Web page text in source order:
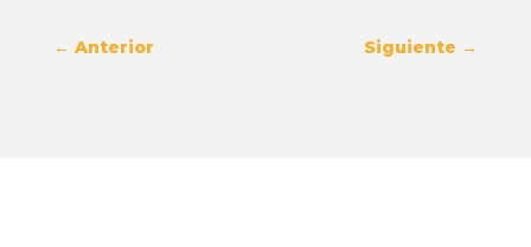
← Anterior Siguiente →